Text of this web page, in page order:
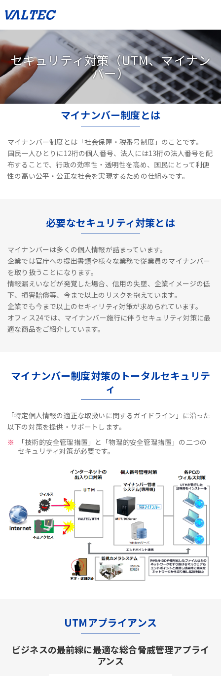
セキュリティ対策（UTM、マイナン
バー）
マイナンバー制度とは
マイナンバー制度とは「社会保障・税番号制度」のことです。
国民一人ひとりに12桁の個人番号、法人には13桁の法人番号を配
布することで、 行政の効率性・透明性を高め、国民にとって利便
性の高い公平・公正な社会を実現するための仕組みです。
必要なセキュリティ対策とは
マイナンバーは多くの個人情報が詰まっています。
企業では官庁への提出書類や様々な業務で従業員のマイナンバー
を取り扱うことになります。
情報漏えいなどが発覚した場合、信用の失墜、企業イメージの低
下、損害賠償等、今まで以上のリスクを抱えています。
企業でも今まで以上のセキィリティ対策が求められています。
オフィス24では、マイナンバー施行に伴うセキュリティ対策に最
適な商品をご紹介しています。
マイナンバー制度対策のトータルセキュリテ
ィ
「特定個人情報の適正な取扱いに関するガイドライン」に沿った
以下の対策を提供・サポートします。
「技術的安全管理措置」と「物理的安全管理措置」の二つの
セキュリティ対策が必要です。
UTMアプライアンス
ビジネスの最前線に最適な総合脅威管理アプライ
アンス